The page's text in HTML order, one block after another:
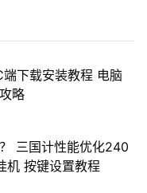
下载安装教程 电脑
略
三国计性能优化240
机 按键设置教程